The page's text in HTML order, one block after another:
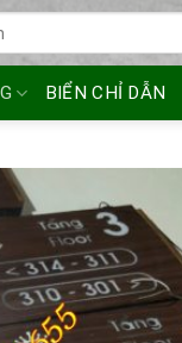
BIỂN CHỈ DẪN